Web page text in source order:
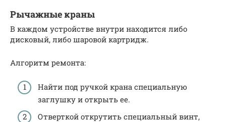
Рычажные краны
В каждом устройстве внутри находится либо
дисковый, либо шаровой картридж.
Алгоритм ремонта:
Найти под ручкой крана специальную
заглушку и открыть ее.
Отверткой открутить специальный винт,